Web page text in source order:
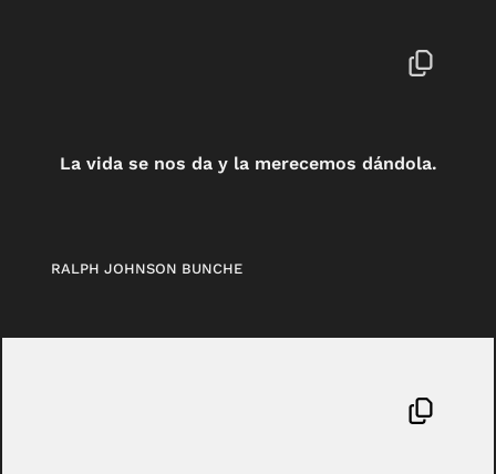
La vida se nos da y la merecemos dándola.
RALPH JOHNSON BUNCHE